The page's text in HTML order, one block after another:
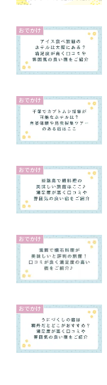
おでかけ
おでかけ
おでかけ
おでかけ
おでかけ